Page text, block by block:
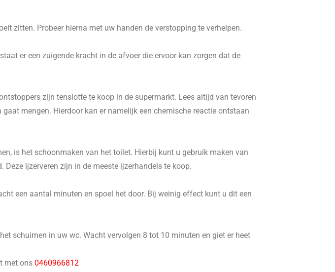
zitten. Probeer hierna met uw handen de verstopping te verhelpen.
er een zuigende kracht in de afvoer die ervoor kan zorgen dat de
zijn tenslotte te koop in de supermarkt. Lees altijd van tevoren
mengen. Hierdoor kan er namelijk een chemische reactie ontstaan
is het schoonmaken van het toilet. Hierbij kunt u gebruik maken van
ijzerveren zijn in de meeste ijzerhandels te koop.
een aantal minuten en spoel het door. Bij weinig effect kunt u dit een
schuimen in uw wc. Wacht vervolgen 8 tot 10 minuten en giet er heet
met ons 0460966812